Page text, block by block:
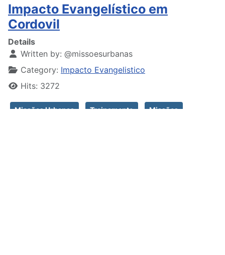
Impacto Evangelístico em
Cordovil
Details
Written by: @missoesurbanas
Category: Impacto Evangelistico
Hits: 3272
Missões Urbanas Treinamento Missões